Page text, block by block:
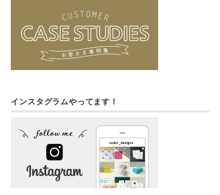
インスタグラムやってます！